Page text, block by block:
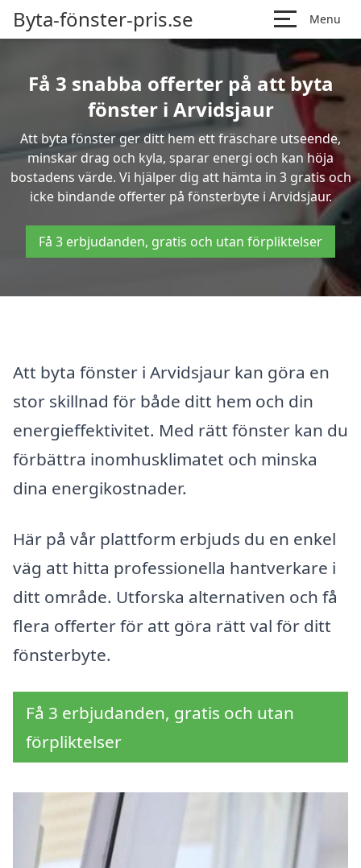
Byta-fönster-pris.se Menu
Få 3 snabba offerter på att byta
fönster i Arvidsjaur
Att byta fönster ger ditt hem ett fräschare utseende,
minskar drag och kyla, sparar energi och kan höja
bostadens värde. Vi hjälper dig att hämta in 3 gratis och
icke bindande offerter på fönsterbyte i Arvidsjaur.
Få 3 erbjudanden, gratis och utan förpliktelser
Att byta fönster i Arvidsjaur kan göra en
stor skillnad för både ditt hem och din
energi­effektivitet. Med rätt fönster kan du
förbättra inomhusklimatet och minska
dina energikostnader.
Här på vår plattform erbjuds du en enkel
väg att hitta professionella hantverkare i
ditt område. Utforska alternativen och få
flera offerter för att göra rätt val för ditt
fönsterbyte.
Få 3 erbjudanden, gratis och utan
förpliktelser